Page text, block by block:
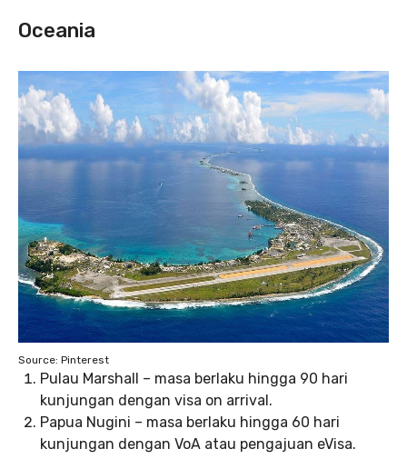
Oceania
Source: Pinterest
Pulau Marshall – masa berlaku hingga 90 hari
kunjungan dengan visa on arrival.
Papua Nugini – masa berlaku hingga 60 hari
kunjungan dengan VoA atau pengajuan eVisa.